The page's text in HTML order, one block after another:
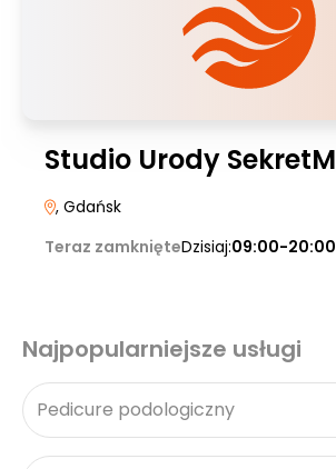
Studio Urody SekretM
, Gdańsk
Teraz zamknięteDzisiaj:09:00-20:00
Najpopularniejsze usługi
Pedicure podologiczny